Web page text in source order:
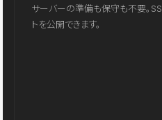
サーバーの準備も保守も不要。
トを公開できます。